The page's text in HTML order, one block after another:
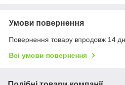
Умови повернення
Повернення товару впродовж 14
Всі умови повернення